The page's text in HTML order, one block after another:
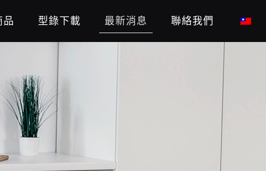
品 型錄下載 最新消息 聯絡我們